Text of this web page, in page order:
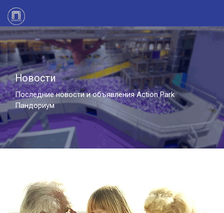
Новости
Последние новости и объявления Action Park
Пандориум